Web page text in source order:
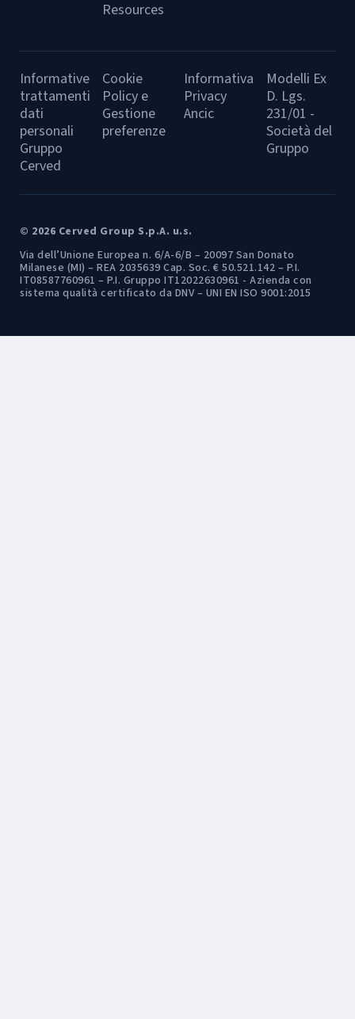
Resources
Informative
trattamenti
dati
personali
Gruppo
Cerved
Cookie
Policy e
Gestione
preferenze
Informativa
Privacy
Ancic
Modelli Ex
D. Lgs.
231/01 -
Società del
Gruppo
© 2026 Cerved Group S.p.A. u.s.
Via dell’Unione Europea n. 6/A-6/B – 20097 San Donato
Milanese (MI) – REA 2035639 Cap. Soc. € 50.521.142 – P.I.
IT08587760961 – P.I. Gruppo IT12022630961 - Azienda con
sistema qualità certificato da DNV – UNI EN ISO 9001:2015